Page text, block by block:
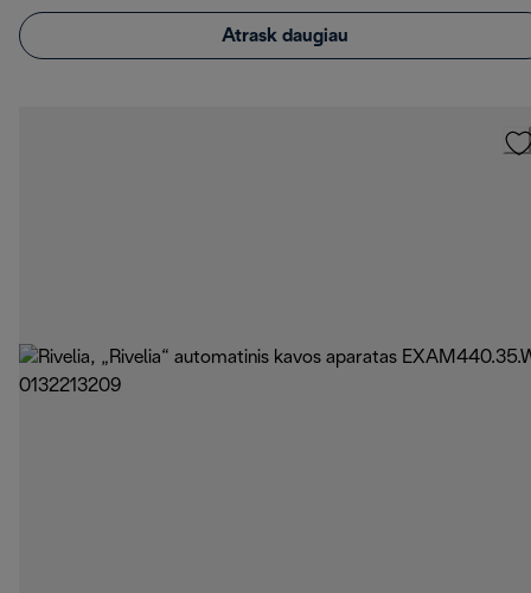
Atrask daugiau